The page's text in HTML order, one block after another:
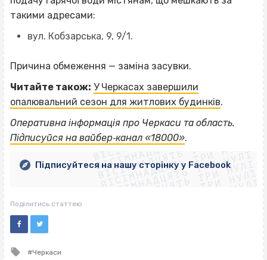
такими адресами:
вул. Кобзарська, 9, 9/1.
Причина обмеження — заміна засувки.
Читайте також: У Черкасах завершили
опалювальний сезон для житлових будинків.
Оперативна інформація про Черкаси та область.
Підписуйся на вайбер‐канал «18000».
ВІСІМНАДЦЯТЬ ТРИ НУЛІ
ВІСІМНАДЦЯТЬ ТРИ НУЛІ
ВІСІМНАДЦЯТЬ ТРИ НУЛІ
ВІСІМНАДЦЯТЬ ТРИ НУЛІ
ВІСІМНАДЦЯТЬ ТРИ НУЛІ
ВІСІМНАДЦЯТЬ ТРИ НУЛІ
ВІСІМНАДЦЯТЬ ТРИ НУЛІ
ВІСІМНАДЦЯТЬ ТРИ НУЛІ
Підписуйтеся на нашу сторінку у Facebook
Поділитись статтею
Tagged
Черкаси